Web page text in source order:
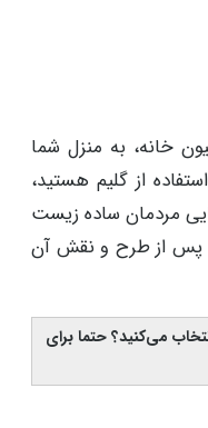
سعی کنید گلیم را
حتما آن را به حالت
باشد می‌توانید
کنید.
کجا بخریم؟ این
خانه، به منزل شما